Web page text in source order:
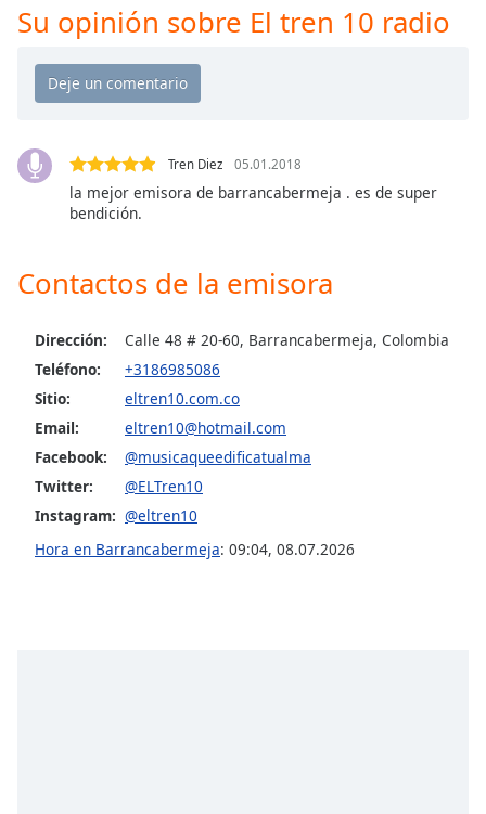
Chapters
Chapters
descriptions
off
selected
subtitles
opens
subtitles
settings
dialog
subtitles
,
Audio
Su opinión sobre El tren 10 radio
Tren Diez 05.01.2018
la mejor emisora de barrancabermeja . es de super
bendición.
Contactos de la emisora
Dirección:
Calle 48 # 20-60, Barrancabermeja, Colombia
Teléfono:
+3186985086
Sitio:
eltren10.com.co
Email:
eltren10@hotmail.com
Facebook:
@musicaqueedificatualma
Twitter:
@ELTren10
Instagram: @eltren10
Hora en Barrancabermeja: 09:04, 08.07.2026